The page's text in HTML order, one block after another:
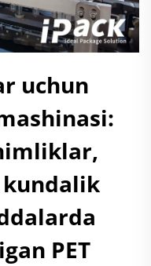
uchun
PET